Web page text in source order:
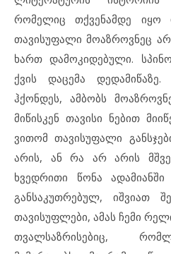
რომელიც თქვენამდე
თავისუფალი მოაზროვნეც
ხართ დამოკიდებული.
ქვის დაცემა
ჰქონდეს, ამბობს
მიწისკენ თავისი ნებით
ვითომ თავისუფალი
არის, ან რა არ არის
ხვედრითი წონა
განსაკუთრებულ, იშვიათ
თავისუფლები, ამას ჩემი
თვალსაზრისებიც,